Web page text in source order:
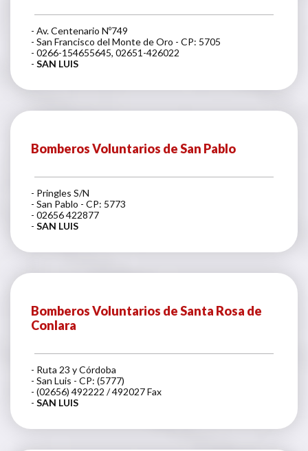
- Av. Centenario Nº749
- San Francisco del Monte de Oro - CP: 5705
- 0266-154655645, 02651-426022
- SAN LUIS
Bomberos Voluntarios de San Pablo
- Pringles S/N
- San Pablo - CP: 5773
- 02656 422877
- SAN LUIS
Bomberos Voluntarios de Santa Rosa de
Conlara
- Ruta 23 y Córdoba
- San Luis - CP: (5777)
- (02656) 492222 / 492027 Fax
- SAN LUIS